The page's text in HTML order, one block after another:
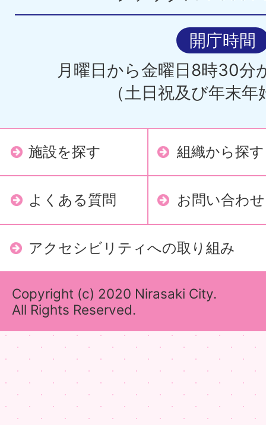
開庁時間
月曜日から金曜日8時30分
（土日祝及び年末
施設を探す 組織から探す
よくある質問 お問い合わせ
アクセシビリティへの取り組み
Copyright (c) 2020 Nirasaki City.
All Rights Reserved.